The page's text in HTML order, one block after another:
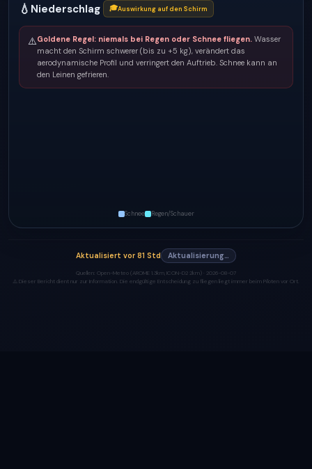
💧 Niederschlag 🎓Auswirkung auf den Schirm
⚠️Goldene Regel: niemals bei Regen oder Schnee fliegen. Wasser
macht den Schirm schwerer (bis zu +5 kg), verändert das
aerodynamische Profil und verringert den Auftrieb. Schnee kann an
den Leinen gefrieren.
Schnee Regen/Schauer
Aktualisiert vor 81 Std Aktualisierung…
Quellen: Open-Meteo (AROME 1.3km, ICON-D2 2km) · 2026-08-07
⚠️ Dieser Bericht dient nur zur Information. Die endgültige Entscheidung zu fliegen liegt immer beim Piloten vor Ort.